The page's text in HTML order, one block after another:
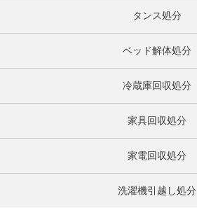
タンス処分
ベッド解体処分
冷蔵庫回収処分
家具回収処分
家電回収処分
洗濯機引越し処分